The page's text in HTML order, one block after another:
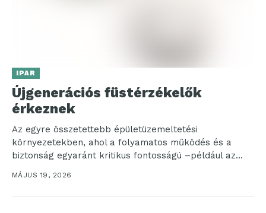
IPAR
Újgenerációs füstérzékelők
érkeznek
Az egyre összetettebb épületüzemeltetési
környezetekben, ahol a folyamatos működés és a
biztonság egyaránt kritikus fontosságú –például az
egészségügyi intézményekben, az adatközpontokban
vagy több...
MÁJUS 19, 2026